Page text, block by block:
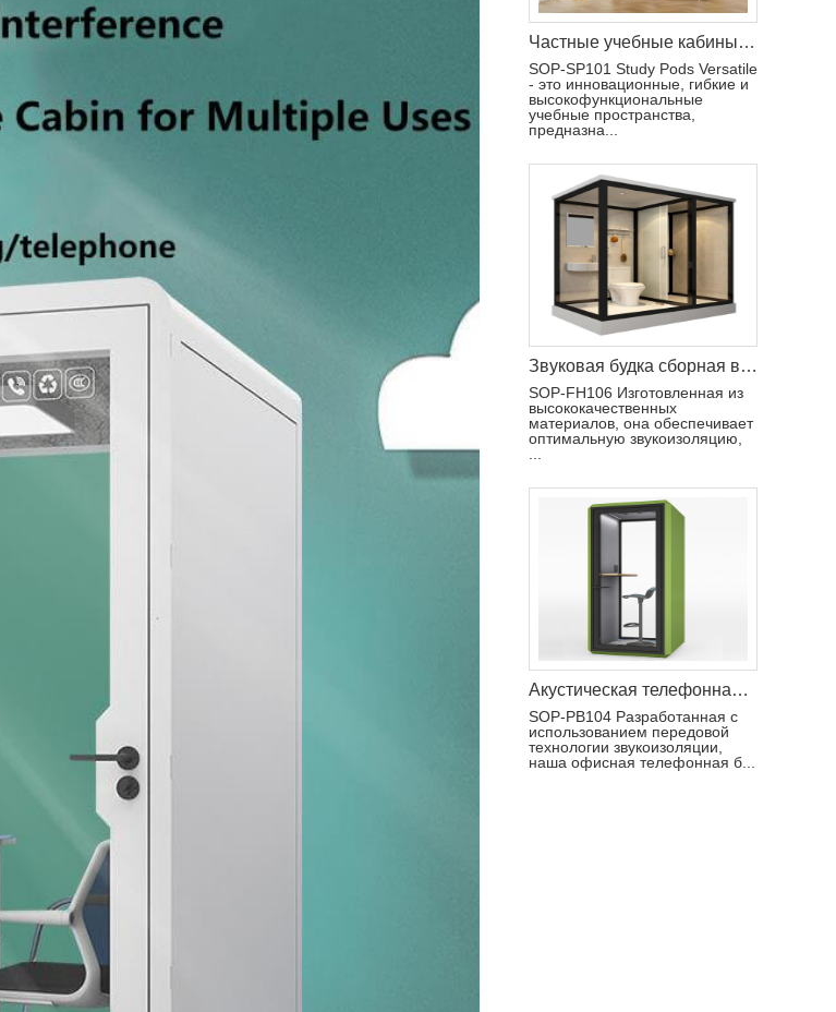
Частные учебные кабины Звукоизолированные капсулы
SOP-SP101 Study Pods Versatile
- это инновационные, гибкие и
высокофункциональные
учебные пространства,
предназна...
Звуковая будка сборная ванная комната для дома
SOP-FH106 Изготовленная из
высококачественных
материалов, она обеспечивает
оптимальную звукоизоляцию,
Акустическая телефонная будка для офисного помещения
SOP-PB104 Разработанная с
использованием передовой
технологии звукоизоляции,
наша офисная телефонная б...